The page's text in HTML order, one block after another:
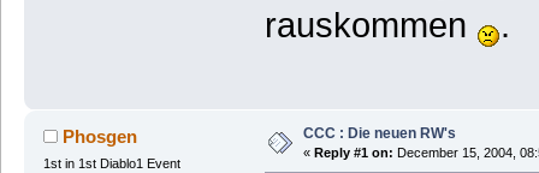
rauskommen
.
Phosgen
1st in 1st Diablo1 Event
CCC : Die neuen RW's
« Reply #1 on: December 15, 2004,